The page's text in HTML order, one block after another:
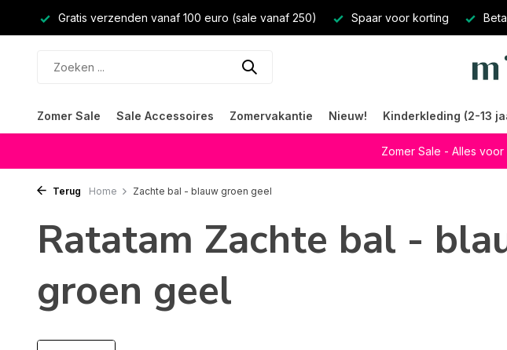
Gratis verzenden vanaf 100 euro (sale vanaf 250) Spaar voor korting
Zomer Sale Sale Accessoires Zomervakantie Nieuw! Kinderkleding (2-13
Zomer Sale - Alles
Terug Home Zachte bal - blauw groen geel
Ratatam Zachte bal -
groen geel